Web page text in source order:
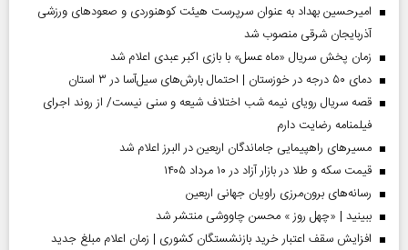
امیرحسین بهداد به عنوان سرپرست هیئت کوهنوردی و صعودهای ورزشی
آذربایجان شرقی منصوب شد
زمان پخش سریال «ماه عسل» با بازی اکبر عبدی اعلام شد
دمای ۵۰ درجه در خوزستان | احتمال بارش‌های سیل‌آسا در ۳ استان
قصه سریال رویای نیمه شب اختلاف شیعه و سنی نیست/ از روند اجرای
فیلمنامه رضایت دارم
مسیر‌های راهپیمایی جاماندگان اربعین در البرز اعلام شد
قیمت سکه و طلا در بازار آزاد در ۱۰ مرداد ۱۴۰۵
رسانه‌های برون‌مرزی راویان جهانی اربعین
ببینید | «چهل روز » محسن چاووشی منتشر شد
افزایش سقف اعتبار خرید بازنشستگان کشوری | زمان اعلام مبلغ جدید